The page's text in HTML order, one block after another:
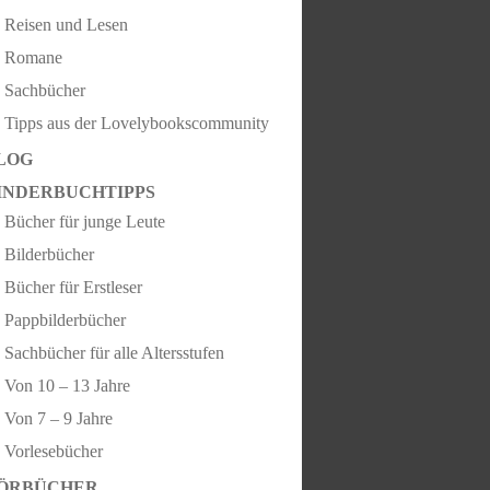
Reisen und Lesen
Romane
Sachbücher
Tipps aus der Lovelybookscommunity
Bücher für junge Leute
Bilderbücher
Bücher für Erstleser
Pappbilderbücher
Sachbücher für alle Altersstufen
Von 10 – 13 Jahre
Von 7 – 9 Jahre
Vorlesebücher